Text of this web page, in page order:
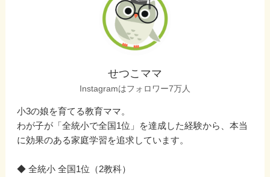
せつこママ
Instagramはフォロワー7万人
小3の娘を育てる教育ママ。
わが子が「全統小で全国1位」を達成した経験から、本当
に効果のある家庭学習を追求しています。
◆ 全統小 全国1位（2教科）